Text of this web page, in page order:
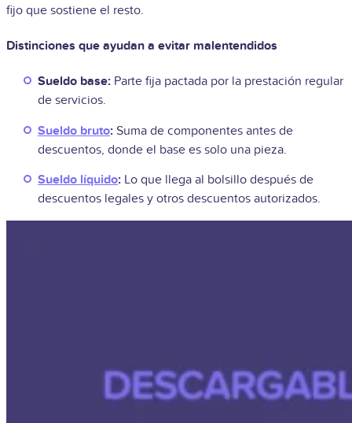
fijo que sostiene el resto.
Distinciones que ayudan a evitar malentendidos
Sueldo base: Parte fija pactada por la prestación regular
de servicios.
Sueldo bruto: Suma de componentes antes de
descuentos, donde el base es solo una pieza.
Sueldo líquido: Lo que llega al bolsillo después de
descuentos legales y otros descuentos autorizados.